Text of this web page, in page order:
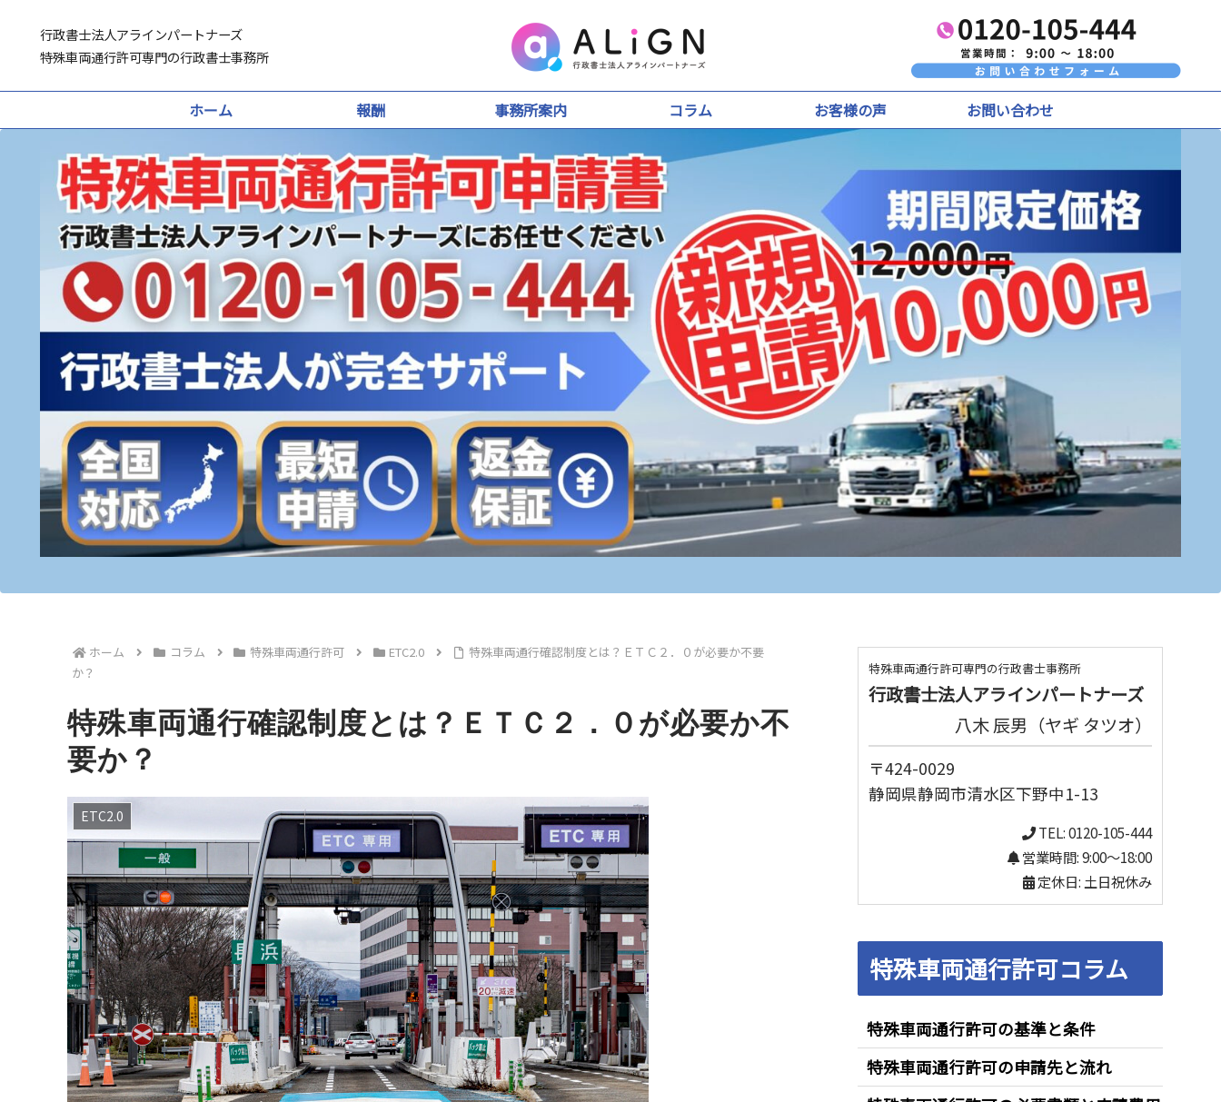
行政書士法人アラインパートナーズ
特殊車両通行許可専門の行政書士事務所
ホーム 報酬 事務所案内 コラム お客様の声 お問い合わせ
ホーム コラム 特殊車両通行許可 ETC2.0
特殊車両通行確認制度とは？ＥＴＣ２．０が必要か不要
か？
特殊車両通行確認制度とは？ＥＴＣ２．０が必要か不
要か？
ETC2.0
特殊車両通行許可専門の行政書士事務所
行政書士法人アラインパートナーズ
八木 辰男（ヤギ タツオ）
〒424-0029
静岡県静岡市清水区下野中1-13
TEL: 0120-105-444
営業時間: 9:00～18:00
定休日: 土日祝休み
特殊車両通行許可コラム
特殊車両通行許可の基準と条件
特殊車両通行許可の申請先と流れ